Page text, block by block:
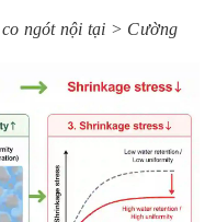
ngót nội tại > Cường